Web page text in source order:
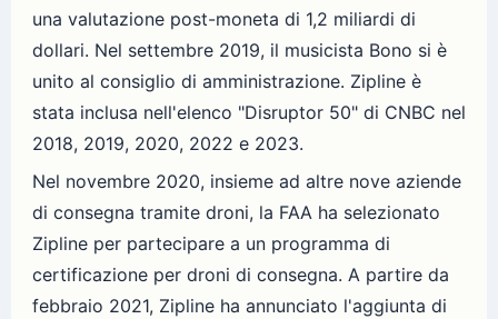
una valutazione post-moneta di 1,2 miliardi di
dollari. Nel settembre 2019, il musicista Bono si è
unito al consiglio di amministrazione. Zipline è
stata inclusa nell'elenco "Disruptor 50" di CNBC nel
2018, 2019, 2020, 2022 e 2023.
Nel novembre 2020, insieme ad altre nove aziende
di consegna tramite droni, la FAA ha selezionato
Zipline per partecipare a un programma di
certificazione per droni di consegna. A partire da
febbraio 2021, Zipline ha annunciato l'aggiunta di